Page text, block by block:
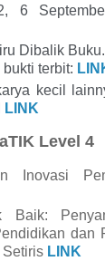
6
Dibalik
terbit:
kecil
LINK
Level 4
Inovasi
Baik:
dan
Setiris LINK